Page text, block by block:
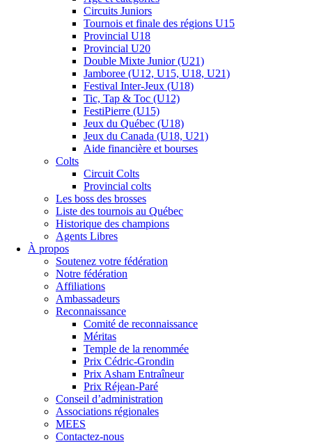
Circuits Juniors
Tournois et finale des régions U15
Provincial U18
Provincial U20
Double Mixte Junior (U21)
Jamboree (U12, U15, U18, U21)
Festival Inter-Jeux (U18)
Tic, Tap & Toc (U12)
FestiPierre (U15)
Jeux du Québec (U18)
Jeux du Canada (U18, U21)
Aide financière et bourses
Colts
Circuit Colts
Provincial colts
Les boss des brosses
Liste des tournois au Québec
Historique des champions
Agents Libres
À propos
Soutenez votre fédération
Notre fédération
Affiliations
Ambassadeurs
Reconnaissance
Comité de reconnaissance
Méritas
Temple de la renommée
Prix Cédric-Grondin
Prix Asham Entraîneur
Prix Réjean-Paré
Conseil d’administration
Associations régionales
MEES
Contactez-nous